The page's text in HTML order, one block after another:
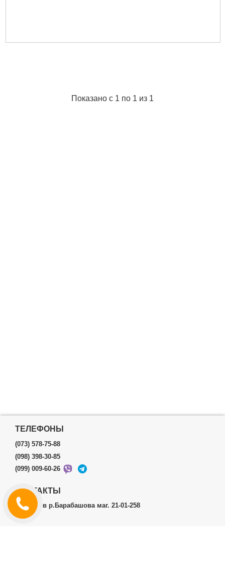
Показано с 1 по 1 из 1
ТЕЛЕФОНЫ
(073) 578-75-88
(098) 398-30-85
(099) 009-60-26
КОНТАКТЫ
г.Харьков р.Барабашова маг. 21-01-258